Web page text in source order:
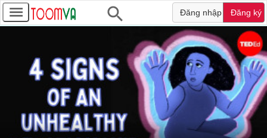
Đăng nhập Đăng ký